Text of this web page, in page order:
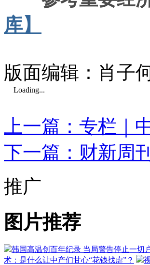
库】
版面编辑：肖子
Loading...
上一篇：专栏｜
下一篇：财新周
推广
图片推荐
韩国高温创百年纪录 当局警告停止一切
术：是什么让中产们甘心“花钱找虐”？